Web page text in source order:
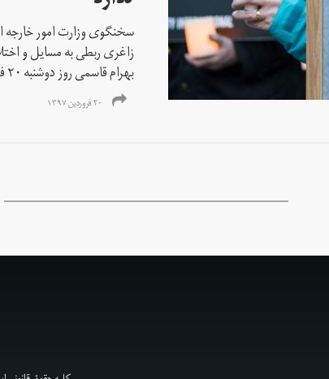
سخنگوی وزارت امور خارجه
زاغری ربطی به مسایل و
بهرام قاسمی روز دوشنبه ۲۰ فروردین...
۲۰ فروردین ۱۳۹۷